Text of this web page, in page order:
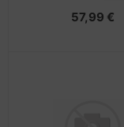
57,99 €